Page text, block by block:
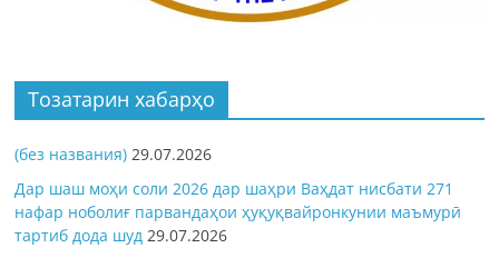
Тозатарин хабарҳо
(без названия) 29.07.2026
Дар шаш моҳи соли 2026 дар шаҳри Ваҳдат нисбати 271
нафар ноболиғ парвандаҳои ҳуқуқвайронкунии маъмурӣ
тартиб дода шуд 29.07.2026